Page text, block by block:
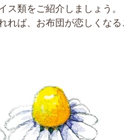
類をご紹介しましょう。
ば、お布団が恋しくなる